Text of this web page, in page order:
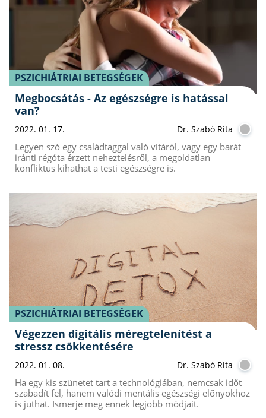
PSZICHIÁTRIAI BETEGSÉGEK
Megbocsátás - Az egészségre is hatással
van?
2022. 01. 17. Dr. Szabó Rita
Legyen szó egy családtaggal való vitáról, vagy egy barát
iránti régóta érzett neheztelésről, a megoldatlan
konfliktus kihathat a testi egészségre is.
PSZICHIÁTRIAI BETEGSÉGEK
Végezzen digitális méregtelenítést a
stressz csökkentésére
2022. 01. 08. Dr. Szabó Rita
Ha egy kis szünetet tart a technológiában, nemcsak időt
szabadít fel, hanem valódi mentális egészségi előnyökhöz
is juthat. Ismerje meg ennek legjobb módjait.